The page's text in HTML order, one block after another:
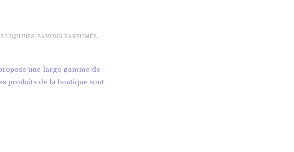
LIQUIDES, SAVONS PARFUMÉS,
une large gamme de
produits de la boutique sont